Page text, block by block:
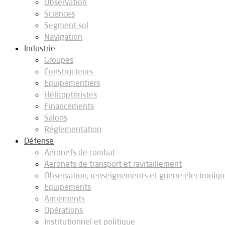
Observation
Sciences
Segment sol
Navigation
Industrie
Groupes
Constructeurs
Equipementiers
Hélicoptéristes
Financements
Salons
Réglementation
Défense
Aéronefs de combat
Aeronefs de transport et ravitaillement
Observation, renseignements et guerre
Equipements
Armements
Opérations
Institutionnel et politique